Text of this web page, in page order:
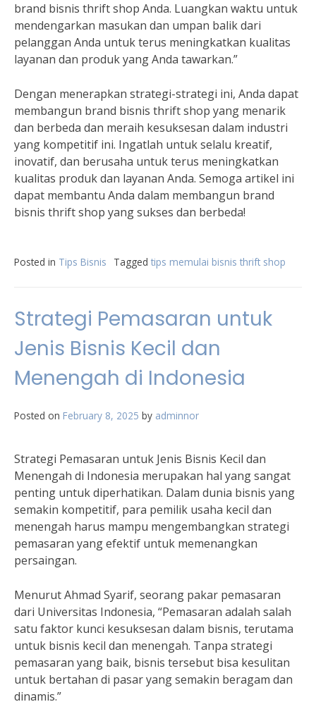
brand bisnis thrift shop Anda. Luangkan waktu untuk
mendengarkan masukan dan umpan balik dari
pelanggan Anda untuk terus meningkatkan kualitas
layanan dan produk yang Anda tawarkan.”
Dengan menerapkan strategi-strategi ini, Anda dapat
membangun brand bisnis thrift shop yang menarik
dan berbeda dan meraih kesuksesan dalam industri
yang kompetitif ini. Ingatlah untuk selalu kreatif,
inovatif, dan berusaha untuk terus meningkatkan
kualitas produk dan layanan Anda. Semoga artikel ini
dapat membantu Anda dalam membangun brand
bisnis thrift shop yang sukses dan berbeda!
Posted in Tips Bisnis Tagged tips memulai bisnis thrift shop
Strategi Pemasaran untuk
Jenis Bisnis Kecil dan
Menengah di Indonesia
Posted on February 8, 2025 by adminnor
Strategi Pemasaran untuk Jenis Bisnis Kecil dan
Menengah di Indonesia merupakan hal yang sangat
penting untuk diperhatikan. Dalam dunia bisnis yang
semakin kompetitif, para pemilik usaha kecil dan
menengah harus mampu mengembangkan strategi
pemasaran yang efektif untuk memenangkan
persaingan.
Menurut Ahmad Syarif, seorang pakar pemasaran
dari Universitas Indonesia, “Pemasaran adalah salah
satu faktor kunci kesuksesan dalam bisnis, terutama
untuk bisnis kecil dan menengah. Tanpa strategi
pemasaran yang baik, bisnis tersebut bisa kesulitan
untuk bertahan di pasar yang semakin beragam dan
dinamis.”